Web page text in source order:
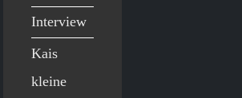
Interview
Kais
kleine